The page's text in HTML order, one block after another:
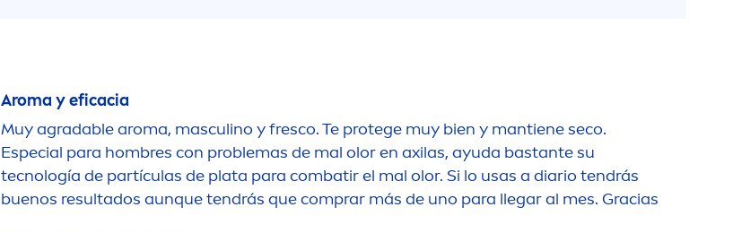
Aroma y eficacia
Muy agradable aroma, masculino y fresco. Te protege muy bien y mantiene seco.
Especial para hombres con problemas de mal olor en axilas, ayuda bastante su
tecnología de partículas de plata para combatir el mal olor. Si lo usas a diario tendrás
buenos resultados aunque tendrás que comprar más de uno para llegar al mes. Gracias